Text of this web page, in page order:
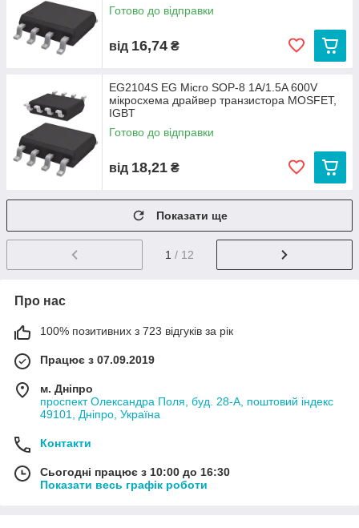
Готово до відправки
від 16,74 ₴
EG2104S EG Micro SOP-8 1A/1.5A 600V
мікросхема драйвер транзистора MOSFET,
IGBT
Готово до відправки
від 18,21 ₴
Показати ще
1 / 12
Про нас
100% позитивних з 723 відгуків за рік
Працює з 07.09.2019
м. Дніпро
проспект Олександра Поля, буд. 28-А, поштовий індекс
49101, Дніпро, Україна
Контакти
Сьогодні працює з 10:00 до 16:30
Показати весь графік роботи